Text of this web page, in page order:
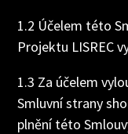
1.2 Účelem této
Projektu LISREC
1.3 Za účelem
Smluvní strany
plnění této